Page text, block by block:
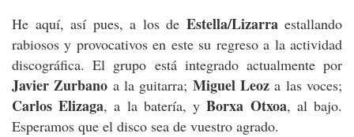
He aquí, así pues, a los de Estella/Lizarraestallando
rabiosos y provocativos en este su regreso a la actividad
discográfica. El grupo está integrado actualmente por
Javier Zurbano a la guitarra; Miguel Leoz a las voces;
Carlos Elizaga, a la batería, yBorxa Otxoa, al bajo.
Esperamos que el disco sea de vuestro agrado.